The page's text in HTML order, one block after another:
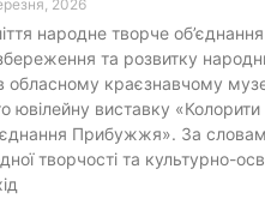
2026
народне творче
та розвитку
обласному краєзнавчому
ювілейну виставку
Прибужжя». За
творчості та культурно-